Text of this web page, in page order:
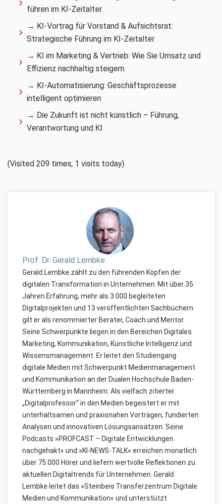
führen im KI-Zeitalter
→ KI-Vortrag für Vorstand & Aufsichtsrat:
Strategische Führung im KI-Zeitalter
→ KI im Marketing & Vertrieb: Wie Sie Umsatz und
Effizienz nachhaltig steigern
→ KI-Automatisierung: Geschäftsprozesse
intelligent optimieren
→ Die Zukunft ist nicht künstlich – Führung,
Verantwortung und KI
(Visited 209 times, 1 visits today)
Prof. Dr. Gerald Lembke
Gerald Lembke zählt zu den führenden Köpfen der
digitalen Transformation in Unternehmen. Mit über 35
Jahren Erfahrung, mehr als 3.000 begleiteten
Digitalprojekten und 13 veröffentlichten Sachbüchern
gilt er als renommierter Berater, Coach und Mentor.
Seine Schwerpunkte liegen in den Bereichen Digitales
Marketing, Kommunikation, Künstliche Intelligenz und
Wissensmanagement. Er leitet den Studiengang
digitale Medien mit Schwerpunkt Medienmanagement
und Kommunikation an der Dualen Hochschule Baden-
Württemberg in Mannheim. Als vielfach zitierter
„Digitalprofessor“ in den Medien begeistert er mit
unterhaltsamen und praxisnahen Vorträgen, fundierten
Analysen und innovativen Lösungsansätzen. Seine
Podcasts »PROFCAST – Digitale Entwicklungen
nachgehakt« und »KI-NEWS-TALK« erreichen monatlich
über 75.000 Hörer und liefern wertvolle Reflektionen zu
aktuellen Digitaltrends für Unternehmen. Gerald
Lembke leitet das »Steinbeis Transferzentrum Digitale
Medien und Kommunikation« und unterstützt